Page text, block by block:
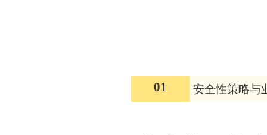
01 安全性策略与